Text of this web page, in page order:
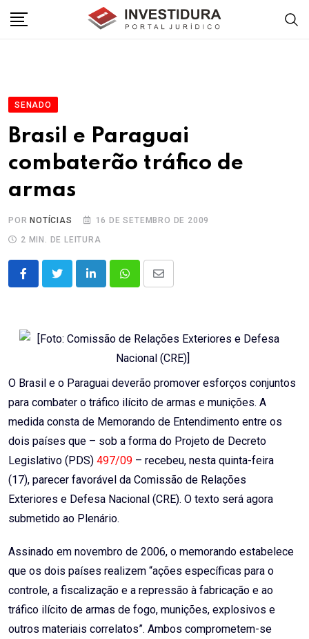
SENADO
Brasil e Paraguai
combaterão tráfico de
armas
POR NOTÍCIAS
16 DE SETEMBRO DE 2009
2 MIN. DE LEITURA
LinkedInWhatsappShare
O Brasil e o Paraguai deverão promover esforços conjuntos
para combater o tráfico ilícito de armas e munições. A
medida consta de Memorando de Entendimento entre os
dois países que – sob a forma do Projeto de Decreto
Legislativo (PDS) 497/09 – recebeu, nesta quinta-feira
(17), parecer favorável da Comissão de Relações
Exteriores e Defesa Nacional (CRE). O texto será agora
submetido ao Plenário.
Assinado em novembro de 2006, o memorando estabelece
que os dois países realizem “ações específicas para o
controle, a fiscalização e a repressão à fabricação e ao
tráfico ilícito de armas de fogo, munições, explosivos e
outros materiais correlatos”. Ambos comprometem-se